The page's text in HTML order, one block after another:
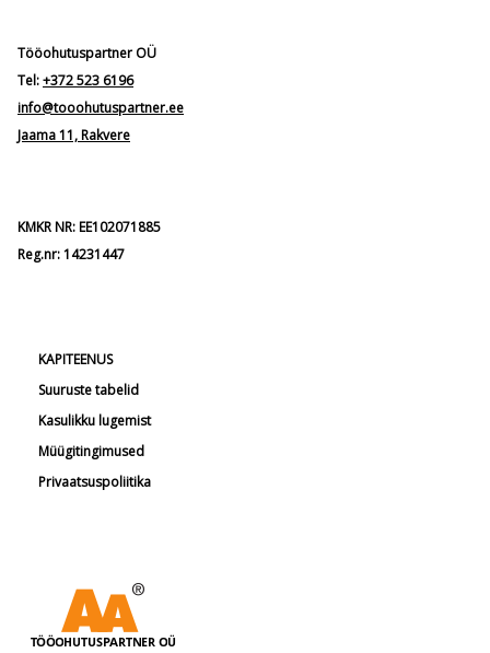
Tööohutuspartner OÜ
Tel:+372 523 6196
info@tooohutuspartner.ee
Jaama 11, Rakvere
KMKR NR: EE102071885
Reg.nr: 14231447
KAPITEENUS
Suuruste tabelid
Kasulikku lugemist
Müügitingimused
Privaatsuspoliitika